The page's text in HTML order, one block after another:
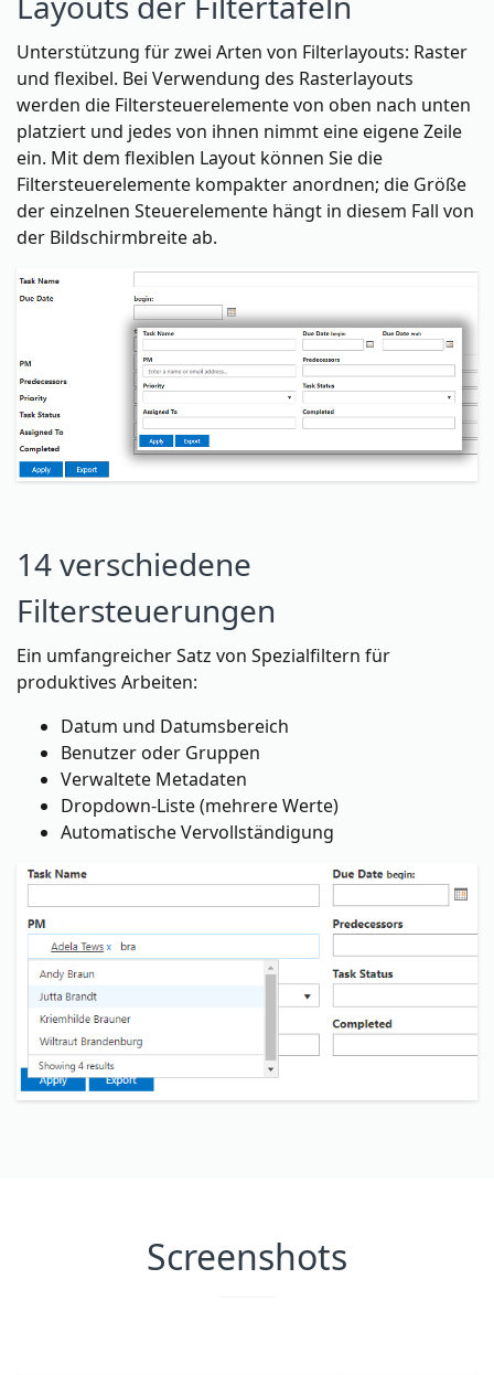
Unterstützung für zwei Arten von Filterlayouts: Raster
und flexibel. Bei Verwendung des Rasterlayouts
werden die Filtersteuerelemente von oben nach unten
platziert und jedes von ihnen nimmt eine eigene Zeile
ein. Mit dem flexiblen Layout können Sie die
Filtersteuerelemente kompakter anordnen; die Größe
der einzelnen Steuerelemente hängt in diesem Fall von
der Bildschirmbreite ab.
14 verschiedene
Filtersteuerungen
Ein umfangreicher Satz von Spezialfiltern für
produktives Arbeiten:
Datum und Datumsbereich
Benutzer oder Gruppen
Verwaltete Metadaten
Dropdown-Liste (mehrere Werte)
Automatische Vervollständigung
Screenshots